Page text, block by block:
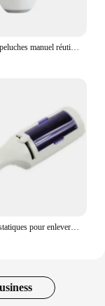
Rouleau anti-peluches manuel réutilisable et lavable, épilateur pour animaux de compagnie, livres anti-poussière injuste, non requis 24.com, haute qualité
Leges électrostatiques pour enlever la poussière des vêtements, nettoyeur de poils d'animaux, brosse autonettoyante pour chien, poils de chat, poils d'animaux, charpie, meubles